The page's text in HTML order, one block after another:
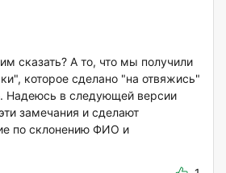
сказать? А то, что мы получили
которое сделано "на отвяжись"
Надеюсь в следующей версии
замечания и сделают
по склонению ФИО и